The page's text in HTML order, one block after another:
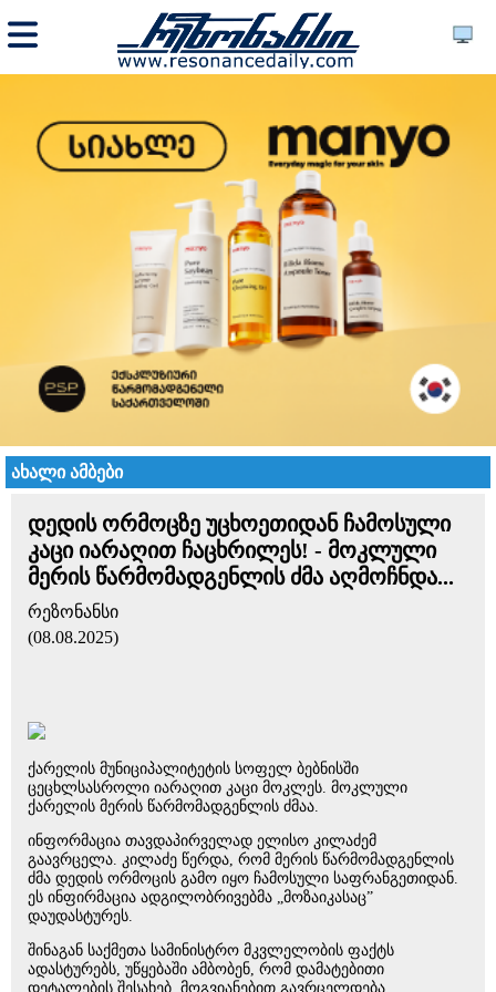
ახალი ამბები
დედის ორმოცზე უცხოეთიდან ჩამოსული
კაცი იარაღით ჩაცხრილეს! - მოკლული
მერის წარმომადგენლის ძმა აღმოჩნდა...
რეზონანსი
(08.08.2025)
ქარელის მუნიციპალიტეტის სოფელ ბებნისში
ცეცხლსასროლი იარაღით კაცი მოკლეს. მოკლული
ქარელის მერის წარმომადგენლის ძმაა.
ინფორმაცია თავდაპირველად ელისო კილაძემ
გაავრცელა. კილაძე წერდა, რომ მერის წარმომადგენლის
ძმა დედის ორმოცის გამო იყო ჩამოსული საფრანგეთიდან.
ეს ინფირმაცია ადგილობრივებმა „მოზაიკასაც”
დაუდასტურეს.
შინაგან საქმეთა სამინისტრო მკვლელობის ფაქტს
ადასტურებს, უწყებაში ამბობენ, რომ დამატებითი
დეტალების შესახებ, მოგვიანებით გავრცელდება